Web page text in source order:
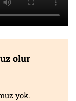
olur
yok.